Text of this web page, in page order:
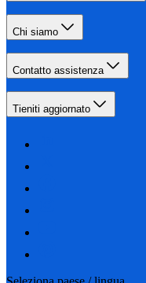
Chi siamo
Contatto assistenza
Tieniti aggiornato